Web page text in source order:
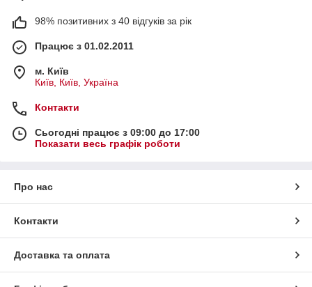
98% позитивних з 40 відгуків за рік
Працює з 01.02.2011
м. Київ
Київ, Київ, Україна
Контакти
Сьогодні працює з 09:00 до 17:00
Показати весь графік роботи
Про нас
Контакти
Доставка та оплата